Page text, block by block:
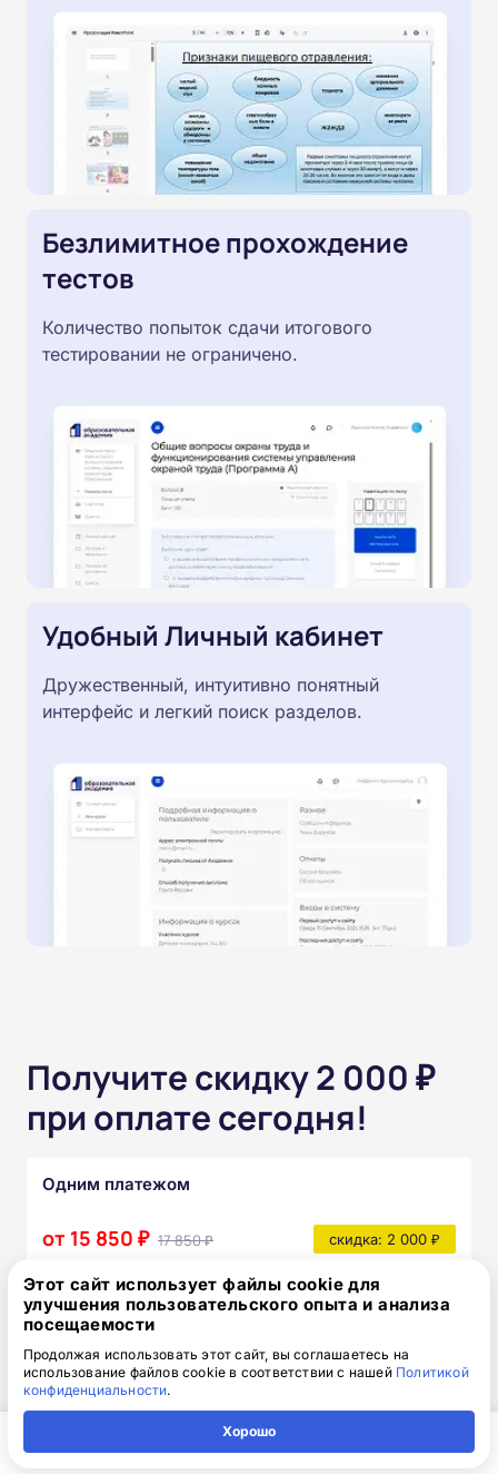
Безлимитное прохождение
тестов
Количество попыток сдачи итогового
тестировании не ограничено.
Удобный Личный кабинет
Дружественный, интуитивно понятный
интерфейс и легкий поиск разделов.
Получите скидку 2 000 ₽
при оплате сегодня!
Одним платежом
от 15 850 ₽ 17 850 ₽ скидка: 2 000 ₽
Частями без переплат
от 1 320₽/месяц
Узнать подробнее
После прохождения курса вы получите:
Этот сайт использует файлы cookie для
улучшения пользовательского опыта и анализа
посещаемости
Продолжая использовать этот сайт, вы соглашаетесь на
использование файлов cookie в соответствии с нашей Политикой
конфиденциальности.
Хорошо